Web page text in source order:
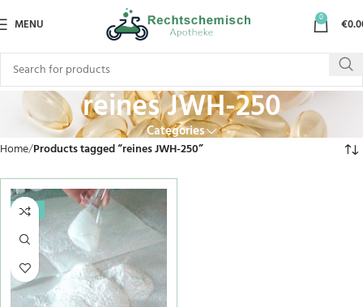
MENU 0 €
reines JWH-250
Categories
Home Products tagged “reines JWH-250”
-21%